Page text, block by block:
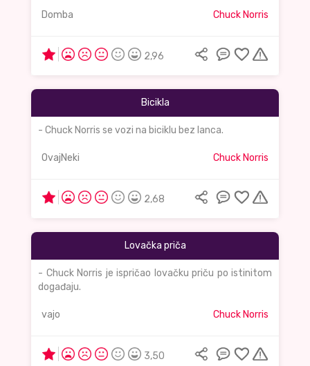
Domba Chuck Norris
2,96
Bicikla
- Chuck Norris se vozi na biciklu bez lanca.
OvajNeki Chuck Norris
2,68
Lovačka priča
- Chuck Norris je ispričao lovačku priču po istinitom
događaju.
vajo Chuck Norris
3,50